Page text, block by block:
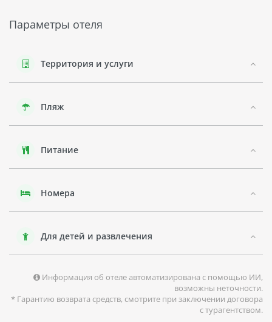
достопримечательности, например, храм Будды
водой и белоснежным песком. Здесь можно заняться
Параметры отеля
Территория и услуги
Пляж
Питание
Номера
Для детей и развлечения
Информация об отеле автоматизирована с помощью ИИ,
возможны неточности.
* Гарантию возврата средств, смотрите при заключении договора
с турагентством.